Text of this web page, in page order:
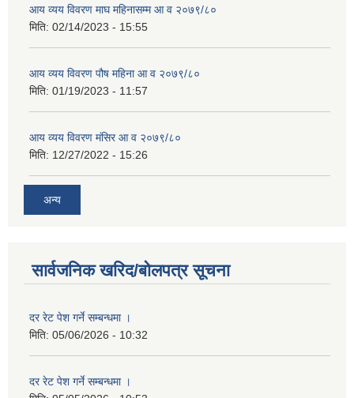
आय व्यय विवरण माघ महिनासम्म आ व २०७९/८०
मिति: 02/14/2023 - 15:55
आय व्यय विवरण पौष महिना आ व २०७९/८०
मिति: 01/19/2023 - 11:57
आय व्यय विवरण मंसिर आ व २०७९/८०
मिति: 12/27/2022 - 15:26
अन्य
सार्वजनिक खरिद/बोलपत्र सूचना
दर रेट पेश गर्ने सम्बन्धमा ।
मिति: 05/06/2026 - 10:32
दर रेट पेश गर्ने सम्बन्धमा ।